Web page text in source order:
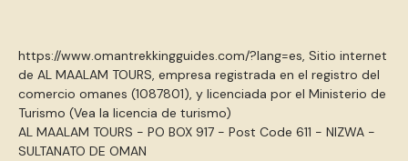
https://www.omantrekkingguides.com/?lang=es, Sitio internet
de AL MAALAM TOURS, empresa registrada en el registro del
comercio omanes (1087801), y licenciada por el Ministerio de
Turismo (Vea la licencia de turismo)
AL MAALAM TOURS - PO BOX 917 - Post Code 611 - NIZWA -
SULTANATO DE OMAN